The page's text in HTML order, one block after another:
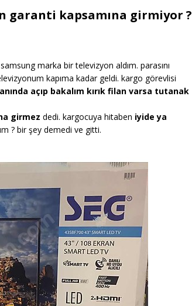
garanti kapsamına girmiyor ?
marka bir televizyon aldım. parasını
kapıma kadar geldi. kargo görevlisi
açıp bakalım kırık filan varsa tutanak
girmez dedi. kargocuya hitaben iyide ya
? bir şey demedi ve gitti.